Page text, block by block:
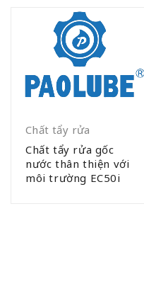
Chất tẩy rửa
Chất tẩy rửa gốc
nước thân thiện với
môi trường EC50i